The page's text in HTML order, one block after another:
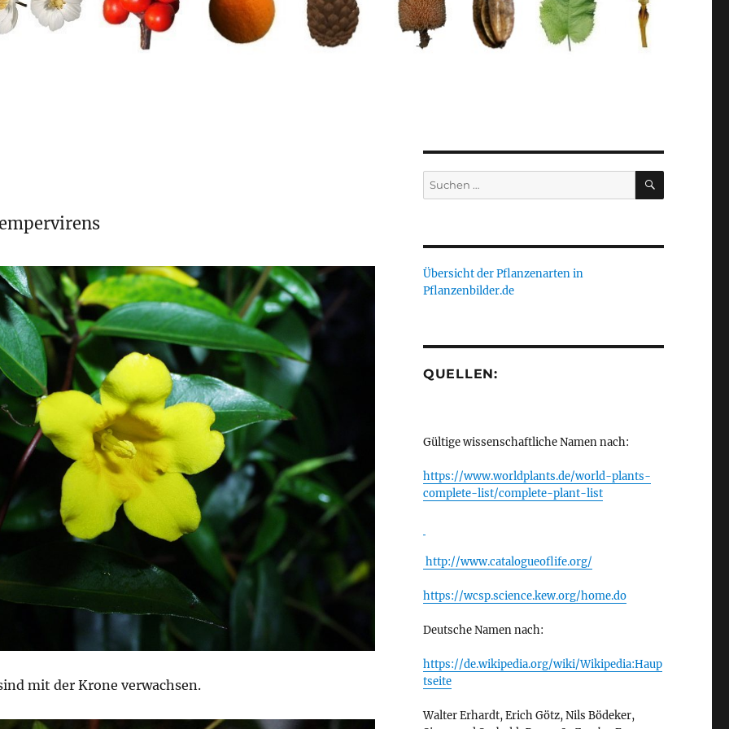
mit der Krone verwachsen.
Suche
nach:
SUCHEN
Übersicht der Pflanzenarten in
Pflanzenbilder.de
QUELLEN:
Gültige wissenschaftliche Namen nach:
https://www.worldplants.de/world-plants-
complete-list/complete-plant-list
http://www.catalogueoflife.org/
https://wcsp.science.kew.org/home.do
Deutsche Namen nach:
https://de.wikipedia.org/wiki/Wikipedia:Haup
tseite
Walter Erhardt, Erich Götz, Nils Bödeker,